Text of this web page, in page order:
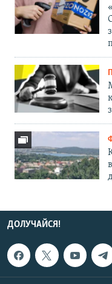
ДОЛУЧАЙСЯ!